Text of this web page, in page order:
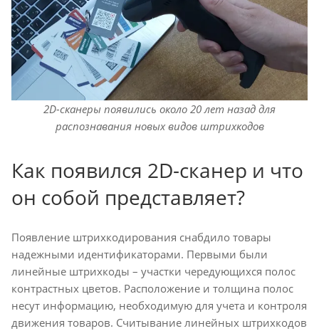
2D-сканеры появились около 20 лет назад для
распознавания новых видов штрихкодов
Как появился 2D-сканер и что
он собой представляет?
Появление штрихкодирования снабдило товары
надежными идентификаторами. Первыми были
линейные штрихкоды – участки чередующихся полос
контрастных цветов. Расположение и толщина полос
несут информацию, необходимую для учета и контроля
движения товаров. Считывание линейных штрихкодов